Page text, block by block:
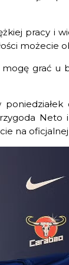
pracy i
możecie
grać u
Neto
na